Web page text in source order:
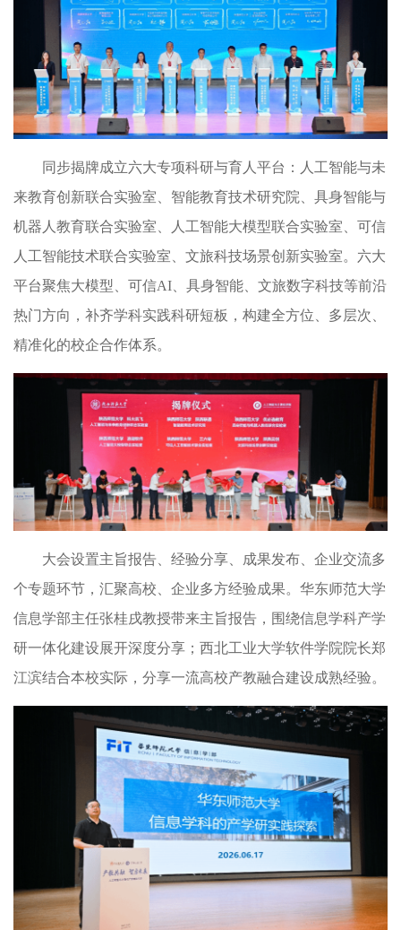
同步揭牌成立六大专项科研与育人平台：人工智能与未
来教育创新联合实验室、智能教育技术研究院、具身智能与
机器人教育联合实验室、人工智能大模型联合实验室、可信
人工智能技术联合实验室、文旅科技场景创新实验室。六大
平台聚焦大模型、可信AI 、具身智能、文旅数字科技等前沿
热门方向，补齐学科实践科研短板，构建全方位、多层次、
精准化的校企合作体系。
大会设置主旨报告、经验分享、成果发布、企业交流多
个专题环节，汇聚高校、企业多方经验成果。华东师范大学
信息学部主任张桂戌教授带来主旨报告，围绕信息学科产学
研一体化建设展开深度分享；西北工业大学软件学院院长郑
江滨结合本校实际，分享一流高校产教融合建设成熟经验。